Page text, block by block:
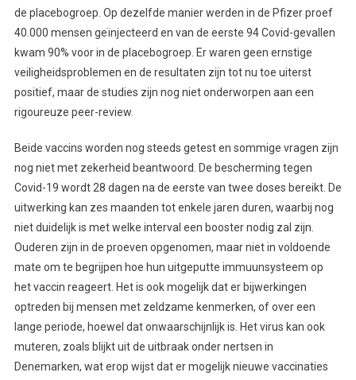
de placebogroep. Op dezelfde manier werden in de Pfizer proef
40.000 mensen geïnjecteerd en van de eerste 94 Covid-gevallen
kwam 90% voor in de placebogroep. Er waren geen ernstige
veiligheidsproblemen en de resultaten zijn tot nu toe uiterst
positief, maar de studies zijn nog niet onderworpen aan een
rigoureuze peer-review.
Beide vaccins worden nog steeds getest en sommige vragen zijn
nog niet met zekerheid beantwoord. De bescherming tegen
Covid-19 wordt 28 dagen na de eerste van twee doses bereikt. De
uitwerking kan zes maanden tot enkele jaren duren, waarbij nog
niet duidelijk is met welke interval een booster nodig zal zijn.
Ouderen zijn in de proeven opgenomen, maar niet in voldoende
mate om te begrijpen hoe hun uitgeputte immuunsysteem op
het vaccin reageert. Het is ook mogelijk dat er bijwerkingen
optreden bij mensen met zeldzame kenmerken, of over een
lange periode, hoewel dat onwaarschijnlijk is. Het virus kan ook
muteren, zoals blijkt uit de uitbraak onder nertsen in
Denemarken, wat erop wijst dat er mogelijk nieuwe vaccinaties